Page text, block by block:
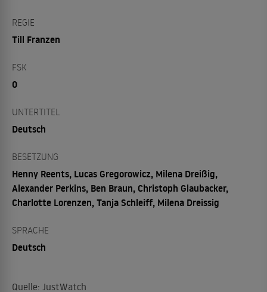
REGIE
Till Franzen
FSK
0
UNTERTITEL
Deutsch
BESETZUNG
Henny Reents, Lucas Gregorowicz, Milena Dreißig,
Alexander Perkins, Ben Braun, Christoph Glaubacker,
Charlotte Lorenzen, Tanja Schleiff, Milena Dreissig
SPRACHE
Deutsch
Quelle: JustWatch